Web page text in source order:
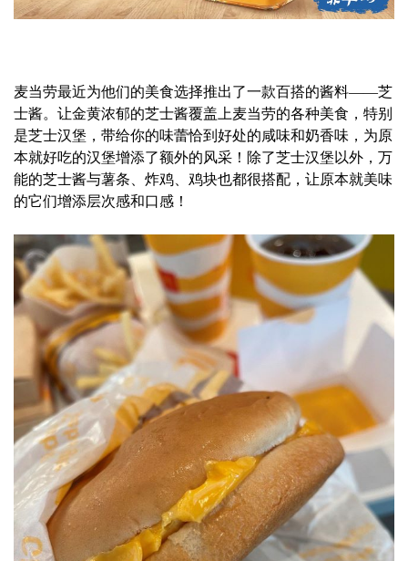
麦当劳最近为他们的美食选择推出了一款百搭的酱料——芝
士酱。让金黄浓郁的芝士酱覆盖上麦当劳的各种美食，特别
是芝士汉堡，带给你的味蕾恰到好处的咸味和奶香味，为原
本就好吃的汉堡增添了额外的风采！除了芝士汉堡以外，万
能的芝士酱与薯条、炸鸡、鸡块也都很搭配，让原本就美味
的它们增添层次感和口感！